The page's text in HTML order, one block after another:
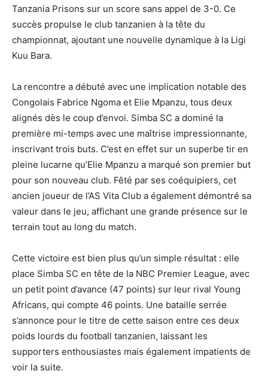
Tanzania Prisons sur un score sans appel de 3-0. Ce
succès propulse le club tanzanien à la tête du
championnat, ajoutant une nouvelle dynamique à la Ligi
Kuu Bara.
La rencontre a débuté avec une implication notable des
Congolais Fabrice Ngoma et Elie Mpanzu, tous deux
alignés dès le coup d’envoi. Simba SC a dominé la
première mi-temps avec une maîtrise impressionnante,
inscrivant trois buts. C’est en effet sur un superbe tir en
pleine lucarne qu’Elie Mpanzu a marqué son premier but
pour son nouveau club. Fêté par ses coéquipiers, cet
ancien joueur de l’AS Vita Club a également démontré sa
valeur dans le jeu, affichant une grande présence sur le
terrain tout au long du match.
Cette victoire est bien plus qu’un simple résultat : elle
place Simba SC en tête de la NBC Premier League, avec
un petit point d’avance (47 points) sur leur rival Young
Africans, qui compte 46 points. Une bataille serrée
s’annonce pour le titre de cette saison entre ces deux
poids lourds du football tanzanien, laissant les
supporters enthousiastes mais également impatients de
voir la suite.